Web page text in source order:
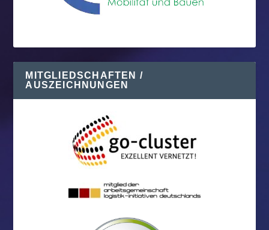
MITGLIEDSCHAFTEN /
AUSZEICHNUNGEN